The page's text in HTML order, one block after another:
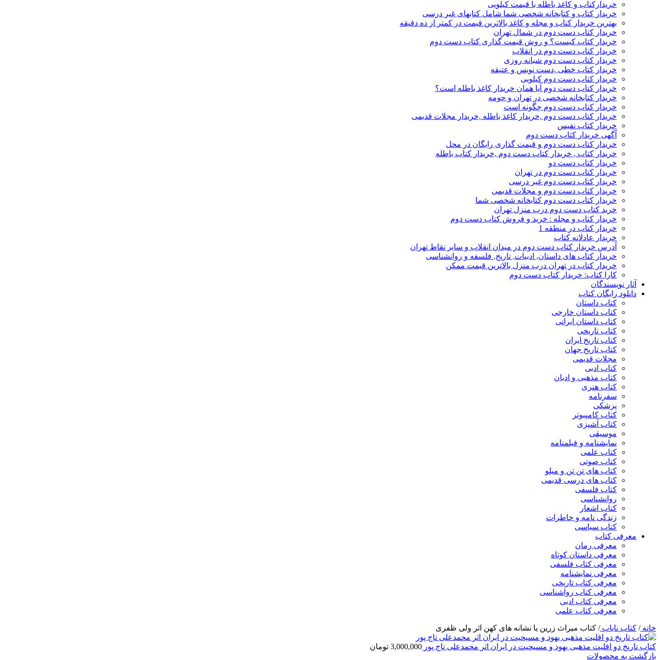
خریدارکتاب و کاغذ باطله با قیمت کیلویی
خریدار کتاب و کتابخانه شخصی شما شامل کتابهای غیر درسی
بهترین خریدار کتاب و مجله و کاغذ بالاترین قیمت در کمتر از ده دقیقه
خریدار کتاب دست دوم در شمال تهران
خریدار کتاب کیست؟ و روش قیمت گذاری کتاب دست دوم
خریدار کتاب دست دوم در انقلاب
خریدار کتاب دست دوم شبانه روزی
خریدار کتاب خطی ,دست نویس و عتیقه
خریدار کتاب دست دوم کیلویی
خریدار کتاب دست دوم آیا همان خریدار کاغذ باطله است؟
خریدار کتابخانه شخصی در تهران و حومه
خریدار کتاب دست دوم چگونه است
خریدار کتاب دست دوم ,خریدار کاغذ باطله ,خریدار مجلات قدیمی
خریدار کتاب نفیس
آگهی خریدار کتاب دست دوم
خریدار کتاب دست دوم و قیمت گذاری رایگان در محل
خریدار کتاب , خریدار کتاب دست دوم ,خریدار کتاب باطله
خریدار کتاب دست دو
خریدار کتاب دست دوم در تهران
خریدار کتاب دست دوم غیر درسی
خریدار کتاب دست دوم و مجلات قدیمی
خریدار کتاب دست دوم کتابخانه شخصی شما
خرید کتاب دست دوم درب منزل تهران
خریدار کتاب و مجله : خرید و فروش کتاب دست دوم
خریدار کتاب در منطقه 1
خریدار عادلانه کتاب
آدرس خریدار کتاب دست دوم در میدان انقلاب و سایر نقاط تهران
خریدار کتاب های داستان, ادبیات, تاریخ, فلسفه و روانشناسی
خریدار کتاب در تهران درب منزل بالاترین قیمت ممکن
کارا کتاب: خریدار کتاب دست دوم
آثار نویسندگان
دانلود رایگان کتاب
کتاب داستان
کتاب داستان خارجی
کتاب داستان ایرانی
کتاب تاریخی
کتاب تاریخ ایران
کتاب تاریخ جهان
مجلات قدیمی
کتاب ادبی
کتاب مذهبی و ادیان
کتاب هنری
سفرنامه
پزشکی
کتاب کامپیوتر
کتاب آشپزی
موسیقی
نمایشنامه و فیلمنامه
کتاب علمی
کتاب صوتی
کتاب های تن تن و میلو
کتاب های درسی قدیمی
کتاب فلسفی
روانشناسی
کتاب اشعار
زندگی نامه و خاطرات
کتاب سیاسی
معرفی کتاب
معرفی رمان
معرفی داستان کوتاه
معرفی کتاب فلسفی
معرفی نمایشنامه
معرفی کتاب تاریخی
معرفی کتاب رواشناسی
معرفی کتاب ادبی
معرفی کتاب علمی
خانه/ کتاب نایاب/ کتاب میراث زرین یا نشانه های کهن اثر ولی ظفری
کتاب تاریخ دو اقلیت مذهبی یهود و مسیحیت در ایران اثر محمدعلی تاج پور 3,000,000 تومان
بازگشت به محصولات